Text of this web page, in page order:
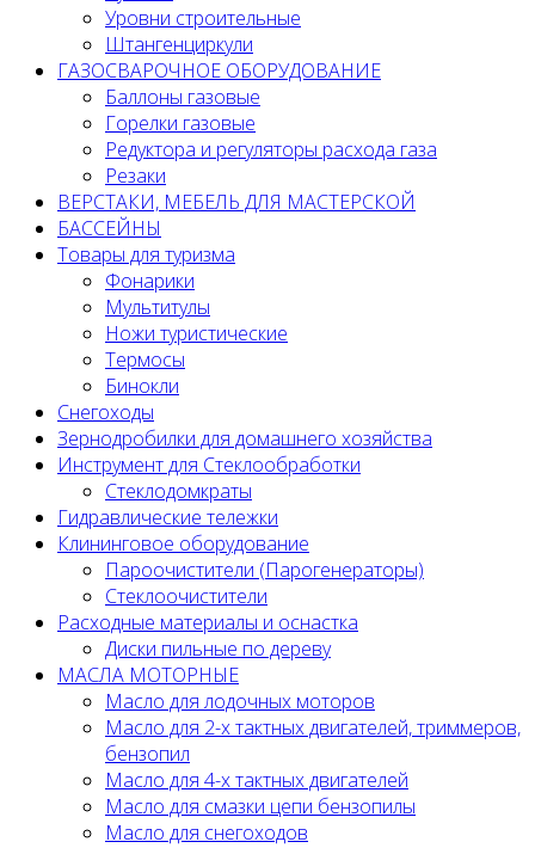
Уровни строительные
Штангенциркули
ГАЗОСВАРОЧНОЕ ОБОРУДОВАНИЕ
Баллоны газовые
Горелки газовые
Редуктора и регуляторы расхода газа
Резаки
ВЕРСТАКИ, МЕБЕЛЬ ДЛЯ МАСТЕРСКОЙ
БАССЕЙНЫ
Товары для туризма
Фонарики
Мультитулы
Ножи туристические
Термосы
Бинокли
Снегоходы
Зернодробилки для домашнего хозяйства
Инструмент для Стеклообработки
Стеклодомкраты
Гидравлические тележки
Клининговое оборудование
Пароочистители (Парогенераторы)
Стеклоочистители
Расходные материалы и оснастка
Диски пильные по дереву
МАСЛА МОТОРНЫЕ
Масло для лодочных моторов
Масло для 2-х тактных двигателей, триммеров,
бензопил
Масло для 4-х тактных двигателей
Масло для смазки цепи бензопилы
Масло для снегоходов